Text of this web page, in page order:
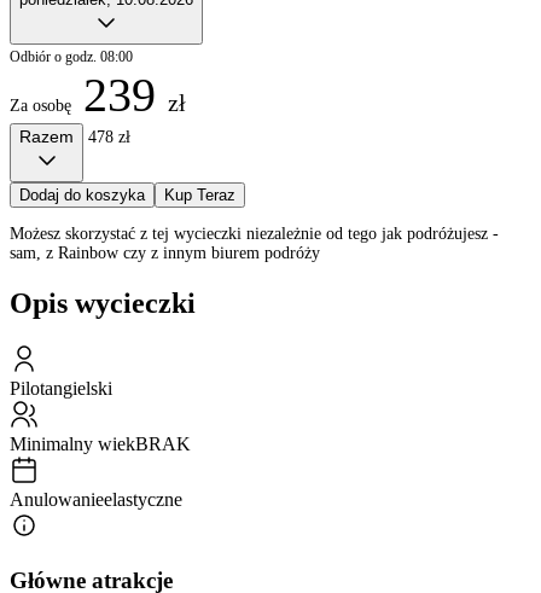
Odbiór o godz. 08:00
Za osobę 239 zł
Razem 478 zł
Dodaj do koszyka Kup Teraz
Możesz skorzystać z tej wycieczki niezależnie od tego jak podróżujesz -
sam, z Rainbow czy z innym biurem podróży
Opis wycieczki
Pilotangielski
Minimalny wiekBRAK
Anulowanieelastyczne
Główne atrakcje